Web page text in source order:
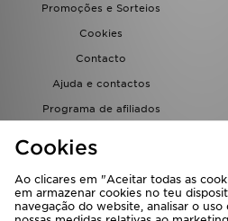
Promoções e Sorteios
Cookies
Contacto
Ajuda e contactos
Programa de afiliados
Cookies
Ao clicares em "Aceitar todas as
em armazenar cookies no teu
navegação do website, analisar o